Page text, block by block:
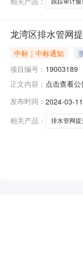
跟踪审计服
龙湾区排水管网
中标｜中标通知
项目编号： 19003189
正文内容： 点击查看
中冠工程
发布时间： 2024-03-
相关产品：
排水管网提